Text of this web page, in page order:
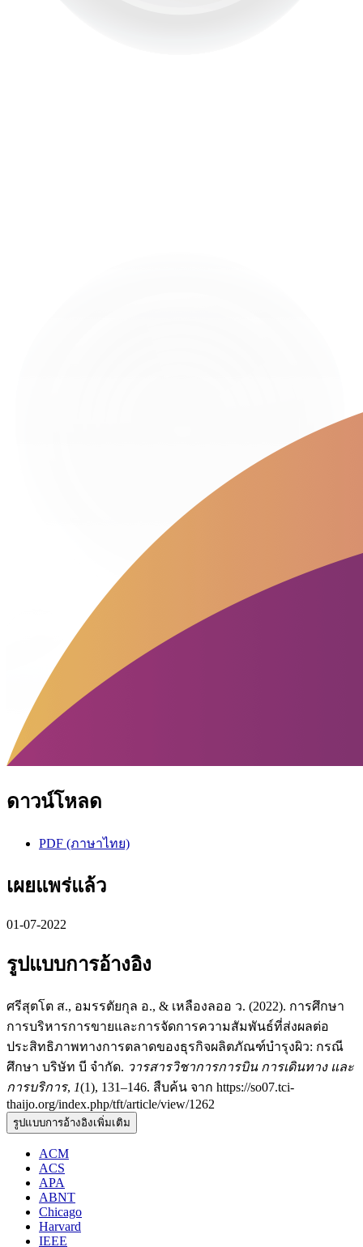
ดาวน์โหลด
PDF (ภาษาไทย)
เผยแพร่แล้ว
01-07-2022
รูปแบบการอ้างอิง
ศรีสุตโต ส., อมรรตัยกุล อ., & เหลืองลออ ว. (2022). การศึกษา
การบริหารการขายและการจัดการความสัมพันธ์ที่ส่งผลต่อ
ประสิทธิภาพทางการตลาดของธุรกิจผลิตภัณฑ์บำรุงผิว: กรณี
ศึกษา บริษัท บี จำกัด. วารสารวิชาการการบิน การเดินทาง และ
การบริการ, 1(1), 131–146. สืบค้น จาก https://so07.tci-
thaijo.org/index.php/tft/article/view/1262
รูปแบบการอ้างอิงเพิ่มเติม
ACM
ACS
APA
ABNT
Chicago
Harvard
IEEE